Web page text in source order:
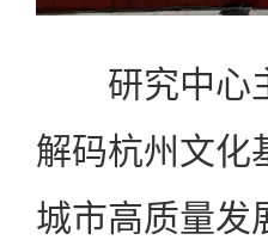
研究中心主
解码杭州文化
城市高质量发